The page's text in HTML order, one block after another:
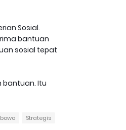
Sosial.
bantuan
sosial tepat
bantuan. Itu
Strategis